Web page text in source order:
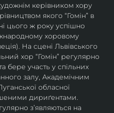
керівником хору
якого “Гомін” в
цього ж року успішно
хоровому
На сцені Львівського
хор “Гомін” регулярно
бере участь у спільних
залу, Академічним
обласної
дириґентами.
зʼявляються на